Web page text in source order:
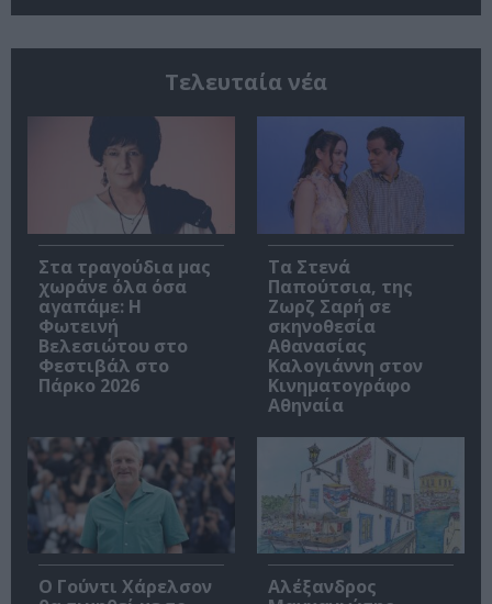
Τελευταία νέα
Στα τραγούδια μας
χωράνε όλα όσα
αγαπάμε: Η
Φωτεινή
Βελεσιώτου στο
Φεστιβάλ στο
Πάρκο 2026
Τα Στενά
Παπούτσια, της
Ζωρζ Σαρή σε
σκηνοθεσία
Αθανασίας
Καλογιάννη στον
Κινηματογράφο
Αθηναία
Ο Γούντι Χάρελσον
Αλέξανδρος